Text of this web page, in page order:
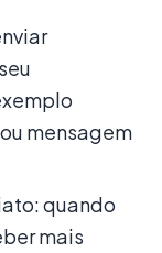
mensagem
quando
mais